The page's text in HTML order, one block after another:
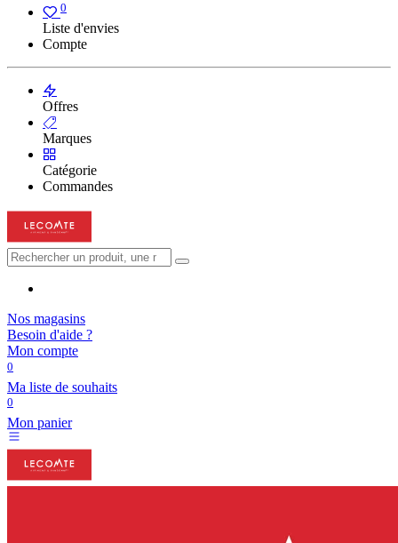
0
Liste d'envies
Compte
Offres
Marques
Catégorie
Commandes
Nos magasins
Besoin d'aide ?
Mon compte
0
Ma liste de souhaits
0
Mon panier